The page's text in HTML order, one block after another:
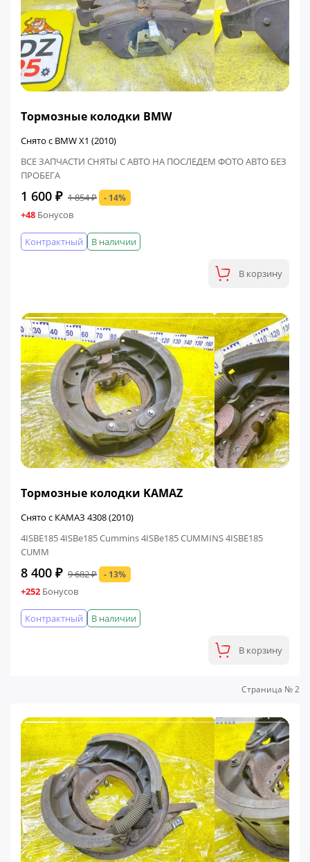
Тормозные колодки BMW
Снято с BMW X1 (2010)
ВСЕ ЗАПЧАСТИ СНЯТЫ С АВТО НА ПОСЛЕДЕМ ФОТО АВТО БЕЗ
ПРОБЕГА
1 600 ₽ 1 854 ₽ - 14%
+48 Бонусов
В наличии
Контрактный
В корзину
Тормозные колодки KAMAZ
Снято с КАМАЗ 4308 (2010)
4ISBE185 4ISBe185 Cummins 4ISBe185 CUMMINS 4ISBE185
CUMM
8 400 ₽ 9 682 ₽ - 13%
+252 Бонусов
В наличии
Контрактный
В корзину
Страница № 2